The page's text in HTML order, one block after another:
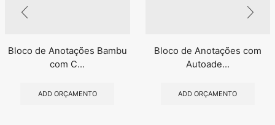
Bloco de Anotações Bambu
com C...
ADD ORÇAMENTO
Bloco de Anotações com
Autoade...
ADD ORÇAMENTO